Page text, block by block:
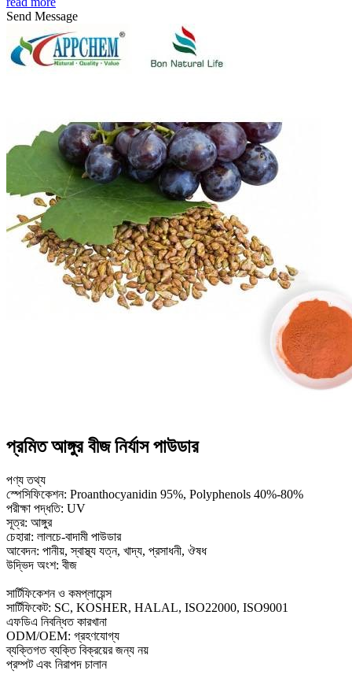
Send Message
প্রমিত আঙ্গুর বীজ নির্যাস পাউডার
পণ্য তথ্য
স্পেসিফিকেশন: Proanthocyanidin 95%, Polyphenols 40%-80%
পরীক্ষা পদ্ধতি: UV
সূত্র: আঙ্গুর
চেহারা: লালচে-বাদামী পাউডার
আবেদন: পানীয়, স্বাস্থ্য যত্ন, খাদ্য, প্রসাধনী, ঔষধ
উদ্ভিদ অংশ: বীজ
সার্টিফিকেশন ও কমপ্লায়েন্স
সার্টিফিকেট: SC, KOSHER, HALAL, ISO22000, ISO9001
এফডিএ নিবন্ধিত কারখানা
ODM/OEM: গ্রহণযোগ্য
ব্যক্তিগত ব্যক্তি বিক্রয়ের জন্য নয়
প্রম্পট এবং নিরাপদ চালান